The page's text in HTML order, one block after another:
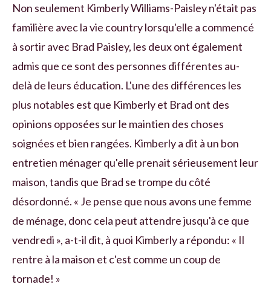
Non seulement Kimberly Williams-Paisley n'était pas
familière avec la vie country lorsqu'elle a commencé
à sortir avec Brad Paisley, les deux ont également
admis que ce sont des personnes différentes au-
delà de leurs éducation. L'une des différences les
plus notables est que Kimberly et Brad ont des
opinions opposées sur le maintien des choses
soignées et bien rangées. Kimberly a dit à un bon
entretien ménager qu'elle prenait sérieusement leur
maison, tandis que Brad se trompe du côté
désordonné. « Je pense que nous avons une femme
de ménage, donc cela peut attendre jusqu'à ce que
vendredi », a-t-il dit, à quoi Kimberly a répondu: « Il
rentre à la maison et c'est comme un coup de
tornade! »